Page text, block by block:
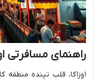
راهنمای مسافرتی
اوزاکا، قلب تپنده